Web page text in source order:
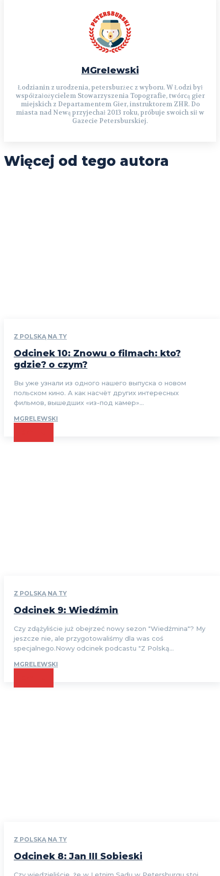
MGrelewski
Łodzianin z urodzenia, petersburżec z wyboru. W Łodzi był
współzałożycielem Stowarzyszenia Topografie, twórcą gier
miejskich z Departamentem Gier, instruktorem ZHR. Do
miasta nad Newą przyjechał 2013 roku, próbuje swoich sił w
Gazecie Petersburskiej.
Więcej od tego autora
Z POLSKĄ NA TY
Odcinek 10: Znowu o filmach: kto?
gdzie? o czym?
Вы уже узнали из одного нашего выпуска о новом
польском кино. А как насчёт других интересных
фильмов, вышедших «из-под камер»...
MGRELEWSKI
Z POLSKĄ NA TY
Odcinek 9: Wiedźmin
Czy zdążyliście już obejrzeć nowy sezon "Wiedźmina"? My
jeszcze nie, ale przygotowaliśmy dla was coś
specjalnego.Nowy odcinek podcastu "Z Polską...
MGRELEWSKI
Z POLSKĄ NA TY
Odcinek 8: Jan III Sobieski
Czy wiedzieliście, że w Letnim Sadu w Petersburgu stoi